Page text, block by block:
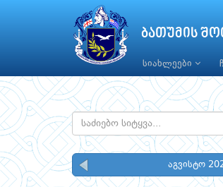
ბათუმის
სიახლეები
აგვისტო